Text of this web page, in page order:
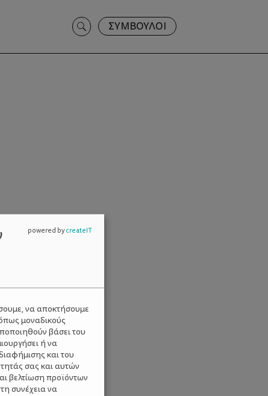
Search
for:
ΣΥΜΒΟΥΛΟΙ
να αποκτήσουμε
μοναδικούς
βάσει του
ή να
και του
σας και αυτών
βελτίωση προϊόντων
συνέχεια να
powered bycreateIT